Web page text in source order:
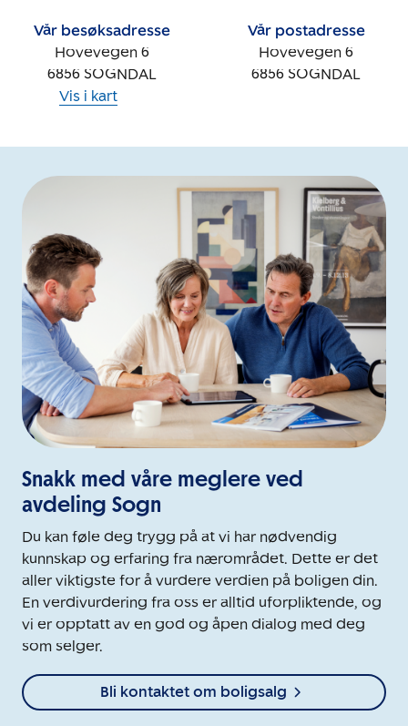
Vår besøksadresse
Hovevegen 6
6856 SOGNDAL
Vis i kart
Vår postadresse
Hovevegen 6
6856 SOGNDAL
Snakk med våre meglere ved
avdeling Sogn
Du kan føle deg trygg på at vi har nødvendig
kunnskap og erfaring fra nærområdet. Dette er det
aller viktigste for å vurdere verdien på boligen din.
En verdivurdering fra oss er alltid uforpliktende, og
vi er opptatt av en god og åpen dialog med deg
som selger.
Bli kontaktet om boligsalg